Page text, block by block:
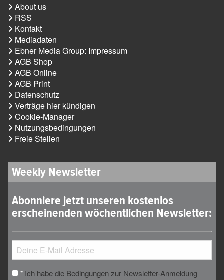
About us
RSS
Kontakt
Mediadaten
Ebner Media Group: Impressum
AGB Shop
AGB Online
AGB Print
Datenschutz
Verträge hier kündigen
Cookie-Manager
Nutzungsbedingungen
Freie Stellen
Weekly Newsletter
Abonniere jetzt unseren kostenlos
erscheinenden wöchentlichen Newsletter:
* Ich habe die Bedingungen zur Newsletter-Anmeldung